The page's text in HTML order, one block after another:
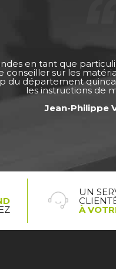
en tant que
conseiller sur les
du département
les instructions de
Jean-Philippe
UN
À